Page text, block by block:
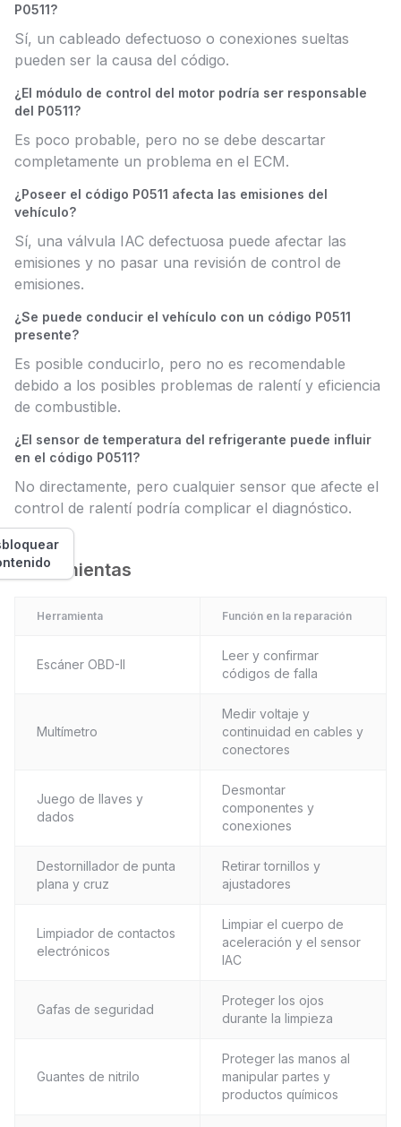
P0511?
Sí, un cableado defectuoso o conexiones sueltas
pueden ser la causa del código.
¿El módulo de control del motor podría ser responsable
del P0511?
Es poco probable, pero no se debe descartar
completamente un problema en el ECM.
¿Poseer el código P0511 afecta las emisiones del
vehículo?
Sí, una válvula IAC defectuosa puede afectar las
emisiones y no pasar una revisión de control de
emisiones.
¿Se puede conducir el vehículo con un código P0511
presente?
Es posible conducirlo, pero no es recomendable
debido a los posibles problemas de ralentí y eficiencia
de combustible.
¿El sensor de temperatura del refrigerante puede influir
en el código P0511?
No directamente, pero cualquier sensor que afecte el
control de ralentí podría complicar el diagnóstico.
Herramientas
Herramienta Función en la reparación
Escáner OBD-II
Leer y confirmar
códigos de falla
Multímetro
Medir voltaje y
continuidad en cables y
conectores
Juego de llaves y
dados
Desmontar
componentes y
conexiones
Destornillador de punta
plana y cruz
Retirar tornillos y
ajustadores
Limpiador de contactos
electrónicos
Limpiar el cuerpo de
aceleración y el sensor
IAC
Gafas de seguridad
Proteger los ojos
durante la limpieza
Guantes de nitrilo
Proteger las manos al
manipular partes y
productos químicos